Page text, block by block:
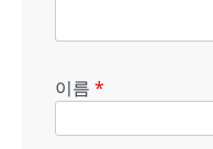
이름 *